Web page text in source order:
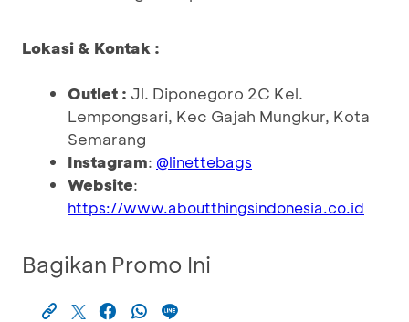
Lokasi & Kontak :
Outlet : Jl. Diponegoro 2C Kel.
Lempongsari, Kec Gajah Mungkur, Kota
Semarang
Instagram: @linettebags
Website:
https://www.aboutthingsindonesia.co.id
Bagikan Promo Ini